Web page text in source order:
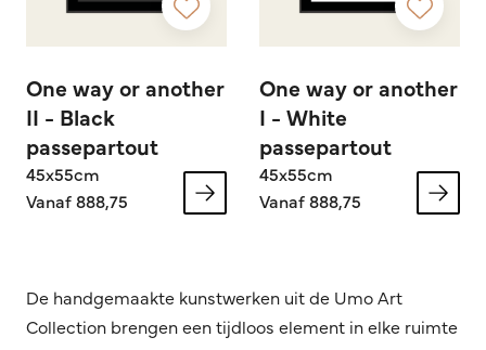
One way or another
II - Black
passepartout
45x55cm
Vanaf 888,75
One way or another
I - White
passepartout
45x55cm
Vanaf 888,75
De handgemaakte kunstwerken uit de Umo Art
Collection brengen een tijdloos element in elke ruimte